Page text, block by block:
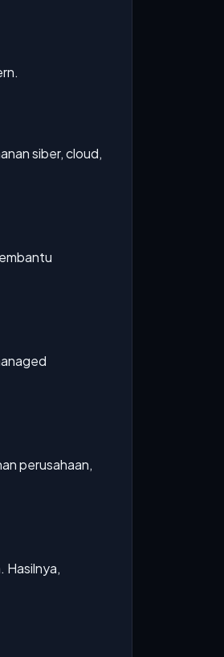
siber, cloud,
perusahaan,
Hasilnya,